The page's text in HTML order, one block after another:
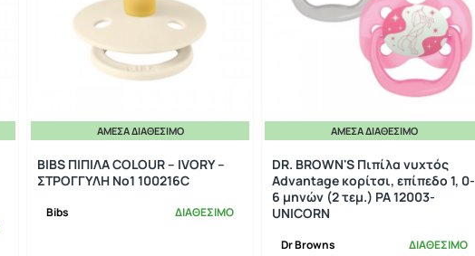
ΆΜΕΣΑ ΔΙΑΘΈΣΙΜΟ
Bibs ΔΙΑΘΕΣΙΜΟ
BIBS ΠΙΠΙΛΑ COLOUR – IVORY –
ΣΤΡΟΓΓΥΛΗ No1 100216C
ΆΜΕΣΑ ΔΙΑΘΈΣΙΜΟ
Dr Browns ΔΙΑΘΕΣΙΜΟ
DR. BROWN'S Πιπίλα νυχτός
Advantage κορίτσι, επίπεδο 1, 0-
6 μηνών (2 τεμ.) PA 12003-
UNICORN